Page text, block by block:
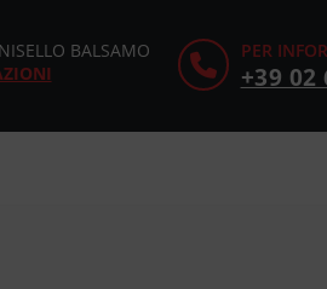
PER
+39 02
BALSAMO